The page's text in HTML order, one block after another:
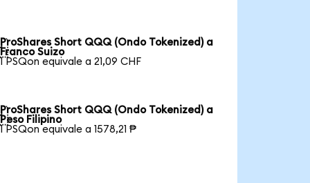
ProShares Short QQQ (Ondo Tokenized) a
Franco Suizo
1 PSQon equivale a 21,09 CHF
ProShares Short QQQ (Ondo Tokenized) a
Peso Filipino
1 PSQon equivale a 1578,21 ₱